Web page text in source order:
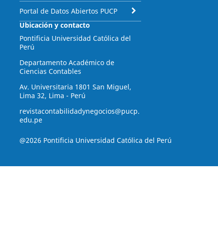
Portal de Datos Abiertos PUCP
Ubicación y contacto
Pontificia Universidad Católica del
Perú
Departamento Académico de
Ciencias Contables
Av. Universitaria 1801 San Miguel,
Lima 32, Lima - Perú
revistacontabilidadynegocios@pucp.
edu.pe
@2026 Pontificia Universidad Católica del Perú